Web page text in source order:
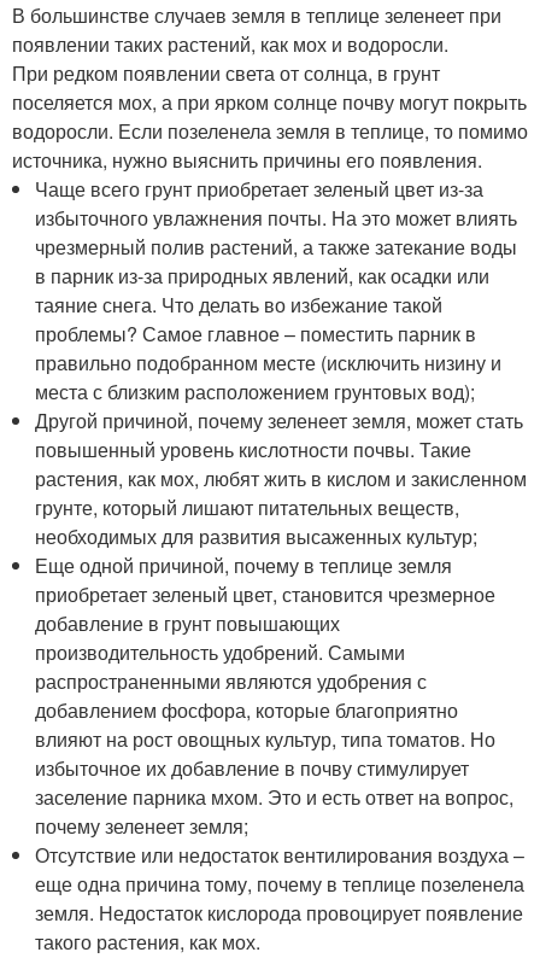
В большинстве случаев земля в теплице зеленеет при
появлении таких растений, как мох и водоросли.
При редком появлении света от солнца, в грунт
поселяется мох, а при ярком солнце почву могут покрыть
водоросли. Если позеленела земля в теплице, то помимо
источника, нужно выяснить причины его появления.
Чаще всего грунт приобретает зеленый цвет из-за
избыточного увлажнения почты. На это может влиять
чрезмерный полив растений, а также затекание воды
в парник из-за природных явлений, как осадки или
таяние снега. Что делать во избежание такой
проблемы? Самое главное – поместить парник в
правильно подобранном месте (исключить низину и
места с близким расположением грунтовых вод);
Другой причиной, почему зеленеет земля, может стать
повышенный уровень кислотности почвы. Такие
растения, как мох, любят жить в кислом и закисленном
грунте, который лишают питательных веществ,
необходимых для развития высаженных культур;
Еще одной причиной, почему в теплице земля
приобретает зеленый цвет, становится чрезмерное
добавление в грунт повышающих
производительность удобрений. Самыми
распространенными являются удобрения с
добавлением фосфора, которые благоприятно
влияют на рост овощных культур, типа томатов. Но
избыточное их добавление в почву стимулирует
заселение парника мхом. Это и есть ответ на вопрос,
почему зеленеет земля;
Отсутствие или недостаток вентилирования воздуха –
еще одна причина тому, почему в теплице позеленела
земля. Недостаток кислорода провоцирует появление
такого растения, как мох.